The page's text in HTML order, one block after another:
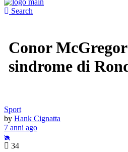
Search
Conor
sindrome di
Sport
by Hank Cignatta
7 anni ago
34